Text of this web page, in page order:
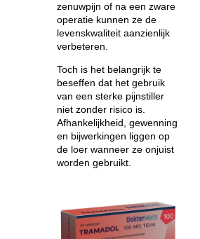
zenuwpijn of na een zware
operatie kunnen ze de
levenskwaliteit aanzienlijk
verbeteren.
Toch is het belangrijk te
beseffen dat het gebruik
van een sterke pijnstiller
niet zonder risico is.
Afhankelijkheid, gewenning
en bijwerkingen liggen op
de loer wanneer ze onjuist
worden gebruikt.